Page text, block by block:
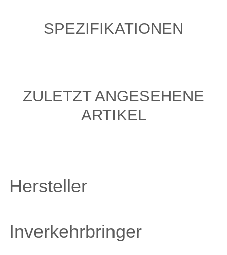
SPEZIFIKATIONEN
ZULETZT ANGESEHENE
ARTIKEL
Hersteller
Inverkehrbringer